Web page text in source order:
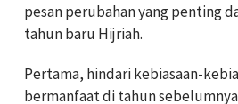
pesan perubahan yang penting
tahun baru Hijriah.
Pertama, hindari kebiasaan-
bermanfaat di tahun